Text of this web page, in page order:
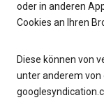
oder in anderen
Cookies an Ihren
Diese können von
unter anderem von